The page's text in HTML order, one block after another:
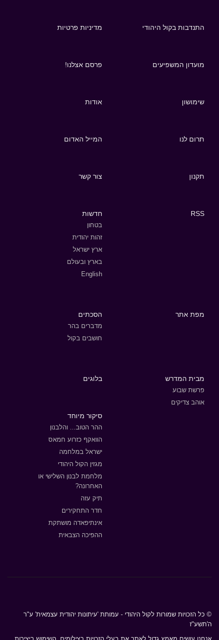
התנדבות בקול היהודי מדיניות פרטיות
מועדון המשפיעים פרסם אצלנו!
שימושון אודות
תרום לנו המייל האדום
תקנון צור קשר
RSS חדשות
בטחון
זהות יהודית
ארץ ישראל
בארץ ובעולם
English
מפת אתר הסכתים
מדברים בהר
חושבים בקול
מבית המדרש
פרשת שבוע
אוהב צדיקים
בלוגים
סיקור מיוחד
ההר הטוב... והלבנון
הוואקף כזרוע חמאס
ישראל במלחמה
מגזין הקול היהודי
מלחמת לבנון השלישי או
האחרונה?
תיק עזה
חדר התחקירים
אינתיפאדה מושתקת
ההפיכה הצבאית
© כל הזכויות שמורות לקול היהודי - עמותת 'עיתונות יהודית עצמאית' ע"ר
ה'תשע"ז